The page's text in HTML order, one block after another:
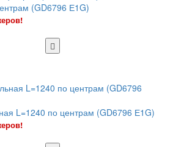
(GD6796 Е1G)
L=1240 по центрам (GD6796 Е1G)